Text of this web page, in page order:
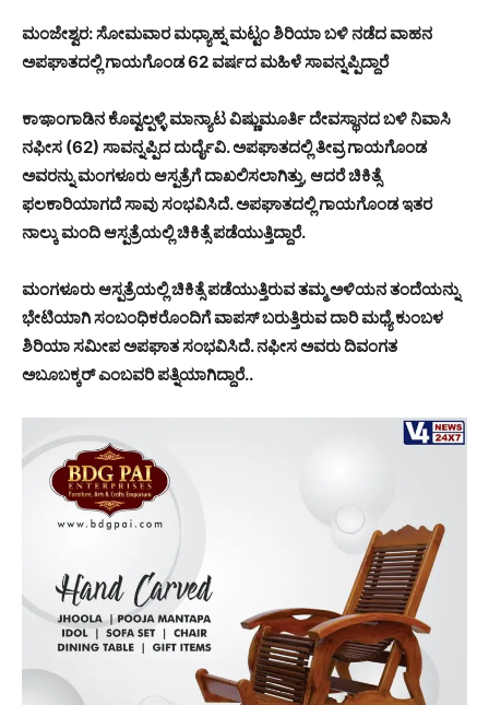
ಮಂಜೇಶ್ವರ: ಸೋಮವಾರ ಮಧ್ಯಾಹ್ನ ಮಟ್ಟಂ ಶಿರಿಯಾ ಬಳಿ ನಡೆದ ವಾಹನ
ಅಪಘಾತದಲ್ಲಿ ಗಾಯಗೊಂಡ 62 ವರ್ಷದ ಮಹಿಳೆ ಸಾವನ್ನಪ್ಪಿದ್ದಾರೆ
ಕಾಇಾಂಗಾಡಿನ ಕೊವ್ವಲ್ಪಳ್ಳಿ ಮಾನ್ಯಾಟ ವಿಷ್ಣುಮೂರ್ತಿ ದೇವಸ್ಥಾನದ ಬಳಿ ನಿವಾಸಿ
ನಫೀಸ (62) ಸಾವನ್ನಪ್ಪಿದ ದುರ್ದೈವಿ. ಅಪಘಾತದಲ್ಲಿ ತೀವ್ರ ಗಾಯಗೊಂಡ
ಅವರನ್ನು ಮಂಗಳೂರು ಆಸ್ಪತ್ರೆಗೆ ದಾಖಲಿಸಲಾಗಿತ್ತು, ಆದರೆ ಚಿಕಿತ್ಸೆ
ಫಲಕಾರಿಯಾಗದೆ ಸಾವು ಸಂಭವಿಸಿದೆ. ಅಪಘಾತದಲ್ಲಿ ಗಾಯಗೊಂಡ ಇತರ
ನಾಲ್ಕು ಮಂದಿ ಆಸ್ಪತ್ರೆಯಲ್ಲಿ ಚಿಕಿತ್ಸೆ ಪಡೆಯುತ್ತಿದ್ದಾರೆ.
ಮಂಗಳೂರು ಆಸ್ಪತ್ರೆಯಲ್ಲಿ ಚಿಕಿತ್ಸೆ ಪಡೆಯುತ್ತಿರುವ ತಮ್ಮ ಅಳಿಯನ ತಂದೆಯನ್ನು
ಭೇಟಿಯಾಗಿ ಸಂಬಂಧಿಕರೊಂದಿಗೆ ವಾಪಸ್ ಬರುತ್ತಿರುವ ದಾರಿ ಮಧ್ಯೆ ಕುಂಬಳ
ಶಿರಿಯಾ ಸಮೀಪ ಅಪಘಾತ ಸಂಭವಿಸಿದೆ. ನಫೀಸ ಅವರು ದಿವಂಗತ
ಅಬೂಬಕ್ಕರ್ ಎಂಬವರಿ ಪತ್ನಿಯಾಗಿದ್ದಾರೆ..